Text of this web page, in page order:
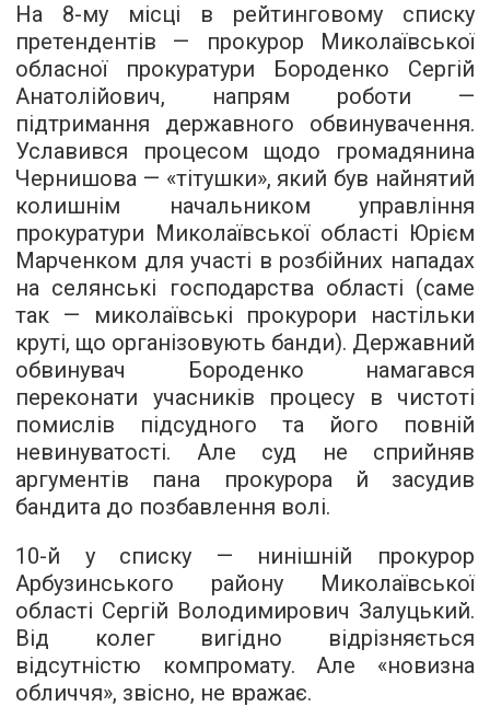
На 8-му місці в рейтинговому списку
претендентів — прокурор Миколаївської
обласної прокуратури Бороденко Сергій
Анатолійович, напрям роботи —
підтримання державного обвинувачення.
Уславився процесом щодо громадянина
Чернишова — «тітушки», який був найнятий
колишнім начальником управління
прокуратури Миколаївської області Юрієм
Марченком для участі в розбійних нападах
на селянські господарства області (саме
так — миколаївські прокурори настільки
круті, що організовують банди). Державний
обвинувач Бороденко намагався
переконати учасників процесу в чистоті
помислів підсудного та його повній
невинуватості. Але суд не сприйняв
аргументів пана прокурора й засудив
бандита до позбавлення волі.
10-й у списку — нинішній прокурор
Арбузинського району Миколаївської
області Сергій Володимирович Залуцький.
Від колег вигідно відрізняється
відсутністю компромату. Але «новизна
обличчя», звісно, не вражає.